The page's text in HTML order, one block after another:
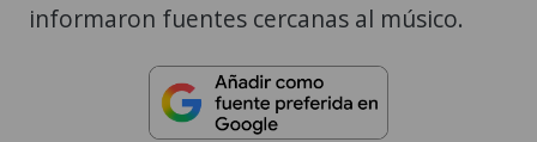
informaron fuentes cercanas al músico.